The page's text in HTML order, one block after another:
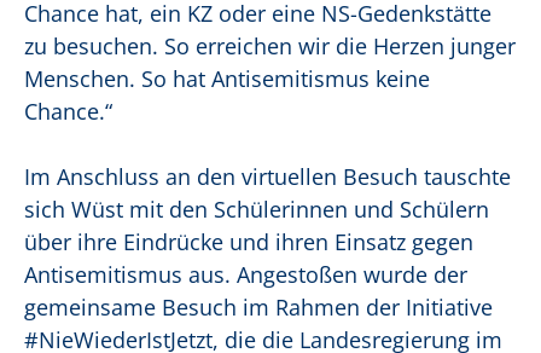
Chance hat, ein KZ oder eine NS-Gedenkstätte
zu besuchen. So erreichen wir die Herzen junger
Menschen. So hat Antisemitismus keine
Chance.“
Im Anschluss an den virtuellen Besuch tauschte
sich Wüst mit den Schülerinnen und Schülern
über ihre Eindrücke und ihren Einsatz gegen
Antisemitismus aus. Angestoßen wurde der
gemeinsame Besuch im Rahmen der Initiative
#NieWiederIstJetzt, die die Landesregierung im